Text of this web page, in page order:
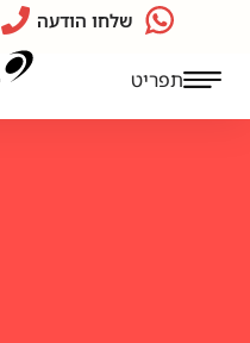
תפריט
שלחו הודעה